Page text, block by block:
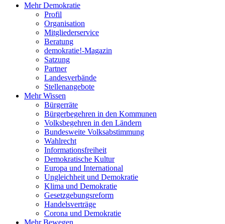
Mehr Demokratie
Profil
Organisation
Mitgliederservice
Beratung
demokratie!-Magazin
Satzung
Partner
Landesverbände
Stellenangebote
Mehr Wissen
Bürgerräte
Bürgerbegehren in den Kommunen
Volksbegehren in den Ländern
Bundesweite Volksabstimmung
Wahlrecht
Informationsfreiheit
Demokratische Kultur
Europa und International
Ungleichheit und Demokratie
Klima und Demokratie
Gesetzgebungsreform
Handelsverträge
Corona und Demokratie
Mehr Bewegen